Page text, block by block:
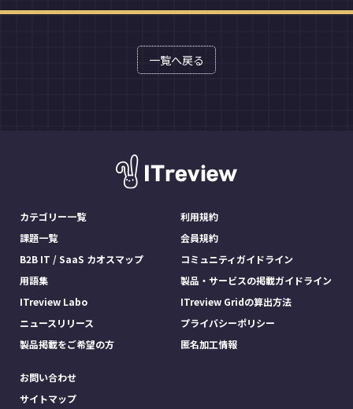
一覧へ戻る
カテゴリー一覧
課題一覧
B2B IT / SaaS カオスマップ
用語集
ITreview Labo
ニュースリリース
製品掲載をご希望の方
利用規約
会員規約
コミュニティガイドライン
製品・サービスの掲載ガイドライン
ITreview Gridの算出方法
プライバシーポリシー
匿名加工情報
お問い合わせ
サイトマップ